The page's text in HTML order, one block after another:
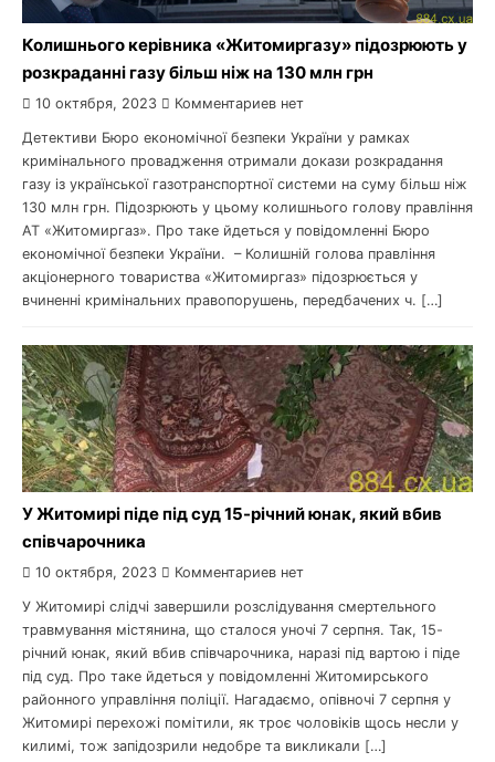
Колишнього керівника «Житомиргазу» підозрюють у
розкраданні газу більш ніж на 130 млн грн
10 октября, 2023 Комментариев нет
Детективи Бюро економічної безпеки України у рамках
кримінального провадження отримали докази розкрадання
газу із української газотранспортної системи на суму більш ніж
130 млн грн. Підозрюють у цьому колишнього голову правління
АТ «Житомиргаз». Про таке йдеться у повідомленні Бюро
економічної безпеки України. – Колишній голова правління
акціонерного товариства «Житомиргаз» підозрюється у
вчиненні кримінальних правопорушень, передбачених ч. […]
У Житомирі піде під суд 15-річний юнак, який вбив
співчарочника
10 октября, 2023 Комментариев нет
У Житомирі слідчі завершили розслідування смертельного
травмування містянина, що сталося уночі 7 серпня. Так, 15-
річний юнак, який вбив співчарочника, наразі під вартою і піде
під суд. Про таке йдеться у повідомленні Житомирського
районного управління поліції. Нагадаємо, опівночі 7 серпня у
Житомирі перехожі помітили, як троє чоловіків щось несли у
килимі, тож запідозрили недобре та викликали […]